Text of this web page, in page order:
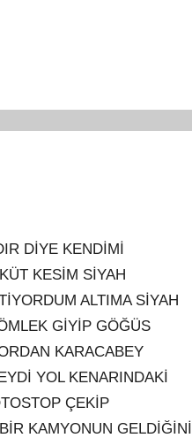
DİYE KENDİMİ
KESİM SİYAH
ALTIMA SİYAH
GİYİP GÖĞÜS
KARACABEY
YOL KENARINDAKİ
ÇEKİP
KAMYONUN GELDİĞİNİ